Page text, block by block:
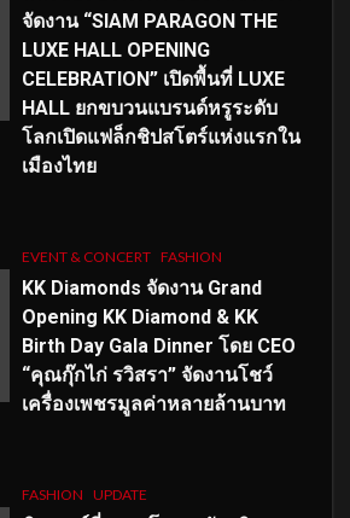
จัดงาน “SIAM PARAGON THE
LUXE HALL OPENING
CELEBRATION” เปิดพื้นที่ LUXE
HALL ยกขบวนแบรนด์หรูระดับ
โลกเปิดแฟล็กชิปสโตร์แห่งแรกใน
เมืองไทย
EVENT & CONCERT FASHION
KK Diamonds จัดงาน Grand
Opening KK Diamond & KK
Birth Day Gala Dinner โดย CEO
“คุณกุ๊กไก่ รวิสรา” จัดงานโชว์
เครื่องเพชรมูลค่าหลายล้านบาท
FASHION UPDATE